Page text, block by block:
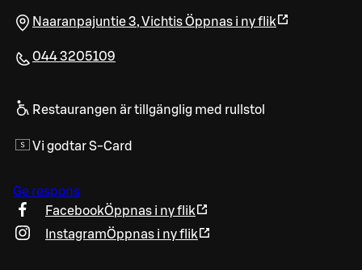
Naaranpajuntie 3,VichtisÖppnas i ny flik
044 3205109
Restaurangen är tillgänglig med rullstol
Vi godtar S-Card
Ge respons
FacebookÖppnas i ny flik
InstagramÖppnas i ny flik